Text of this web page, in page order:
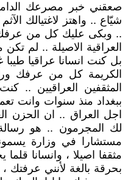
صعقني خبر مصرعك
شيّاع .. واهتز لاغتيالك
.. وبكى عليك كل من
العراقية الاصيلة .. لم
بل كنت انسانا عراقيا
الكريمة كل من عرفك
المثقفين العراقيين ..
ببغداد منذ سنوات وانت
اجل العراق .. ان الحزن
لك المجرمون .. هو
مستشارا في وزارة
مثقفا اصيلا ، وانسانا
بحرقة بالغة لأنني